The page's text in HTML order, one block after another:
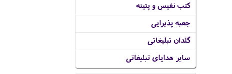
کتب نفیس و پتینه
جعبه پذیرایی
گلدان تبلیغاتی
سایر هدایای تبلیغاتی